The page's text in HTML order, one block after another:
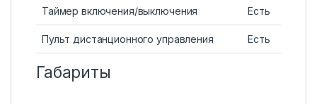
Таймер включения/выключения Есть
Пульт дистанционного управления Есть
Габариты